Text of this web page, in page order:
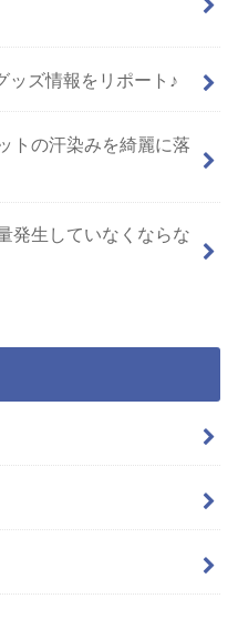
ッズ情報をリポート♪
トの汗染みを綺麗に落
発生していなくならな